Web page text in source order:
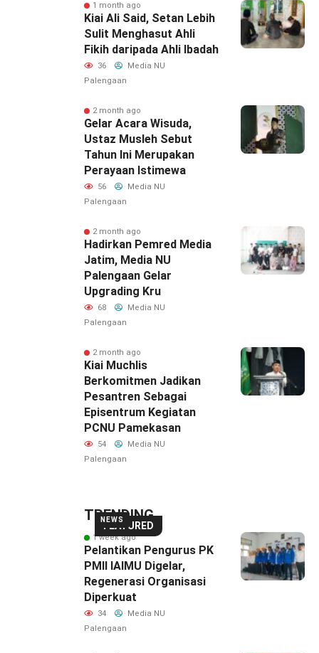
1 month ago
Kiai Ali Said, Setan Lebih
Sulit Menghasut Ahli
Fikih daripada Ahli Ibadah
36
Media NU
Palengaan
2 month ago
Gelar Acara Wisuda,
Ustaz Musleh Sebut
Tahun Ini Merupakan
Perayaan Istimewa
56
Media NU
Palengaan
2 month ago
Hadirkan Pemred Media
Jatim, Media NU
Palengaan Gelar
Upgrading Kru
68
Media NU
Palengaan
2 month ago
Kiai Muchlis
Berkomitmen Jadikan
Pesantren Sebagai
Episentrum Kegiatan
PCNU Pamekasan
54
Media NU
Palengaan
FEATURED
NEWS
TRENDING
1 week ago
Pelantikan Pengurus PK
PMII IAIMU Digelar,
Regenerasi Organisasi
Diperkuat
34
Media NU
Palengaan